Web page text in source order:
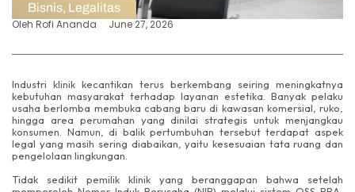
Bisnis, Legalitas
Oleh Rofi Ananda June 27, 2026
Industri klinik kecantikan terus berkembang seiring meningkatnya
kebutuhan masyarakat terhadap layanan estetika. Banyak pelaku
usaha berlomba membuka cabang baru di kawasan komersial, ruko,
hingga area perumahan yang dinilai strategis untuk menjangkau
konsumen. Namun, di balik pertumbuhan tersebut terdapat aspek
legal yang masih sering diabaikan, yaitu kesesuaian tata ruang dan
pengelolaan lingkungan.
Tidak sedikit pemilik klinik yang beranggapan bahwa setelah